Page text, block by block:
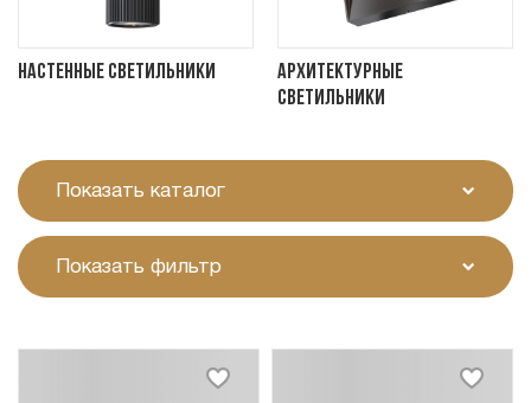
Настенные светильники
Архитектурные
светильники
Показать каталог
Показать фильтр